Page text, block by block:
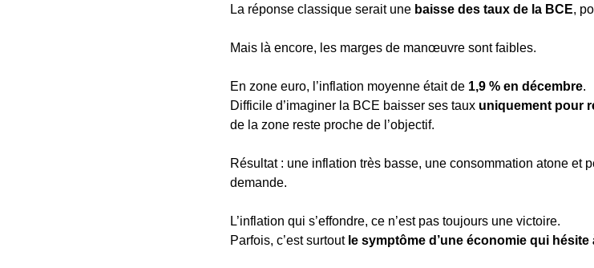
La réponse classique serait une baisse des taux de la BCE,
Mais là encore, les marges de manœuvre sont faibles.
En zone euro, l’inflation moyenne était de 1,9 % en décembre.
Difficile d’imaginer la BCE baisser ses taux uniquement pour
de la zone reste proche de l’objectif.
Résultat : une inflation très basse, une consommation atone et
demande.
L’inflation qui s’effondre, ce n’est pas toujours une victoire.
Parfois, c’est surtout le symptôme d’une économie qui hésite